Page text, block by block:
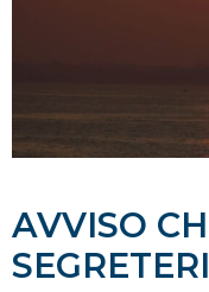
AVVISO